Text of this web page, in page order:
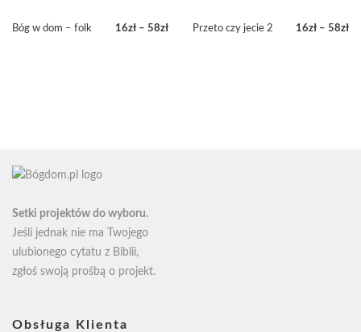
Bóg w dom – folk 16zł – 58zł
Przeto czy jecie 2 16zł – 58zł
Setki projektów do wyboru.
Jeśli jednak nie ma Twojego
ulubionego cytatu z Biblii,
zgłoś swoją prośbą o projekt.
Obsługa Klienta